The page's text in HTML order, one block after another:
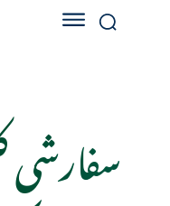
سفارشی